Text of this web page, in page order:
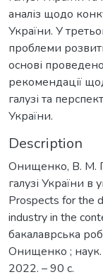
аналіз щодо
України. У
проблеми
основі
рекомендації
галузі та
України.
Description
Онищенко, В. М.
галузі України в
Prospects for the
industry in the
бакалаврська
Онищенко ; наук.
2022. – 90 с.